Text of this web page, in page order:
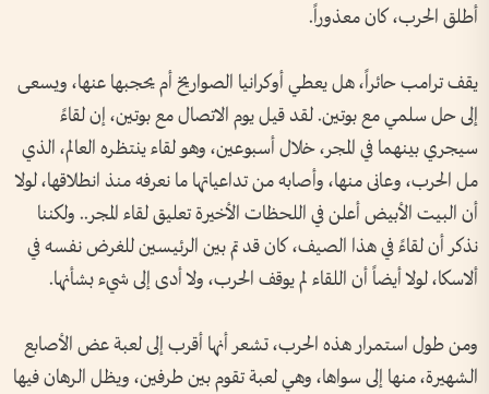
أطلق الحرب، كان معذوراً.
يقف ترامب حائراً، هل يعطي أوكرانيا الصواريخ أم يحجبها عنها، ويسعى
إلى حل سلمي مع بوتين. لقد قيل يوم الاتصال مع بوتين، إن لقاءً
سيجري بينهما في المجر، خلال أسبوعين، وهو لقاء ينتظره العالم، الذي
مل الحرب، وعانى منها، وأصابه من تداعياتها ما نعرفه منذ انطلاقها، لولا
أن البيت الأبيض أعلن في اللحظات الأخيرة تعليق لقاء المجر.. ولكننا
نذكر أن لقاءً في هذا الصيف، كان قد تم بين الرئيسين للغرض نفسه في
ألاسكا، لولا أيضاً أن اللقاء لم يوقف الحرب، ولا أدى إلى شيء بشأنها.
ومن طول استمرار هذه الحرب، تشعر أنها أقرب إلى لعبة عض الأصابع
الشهيرة، منها إلى سواها، وهي لعبة تقوم بين طرفين، ويظل الرهان فيها